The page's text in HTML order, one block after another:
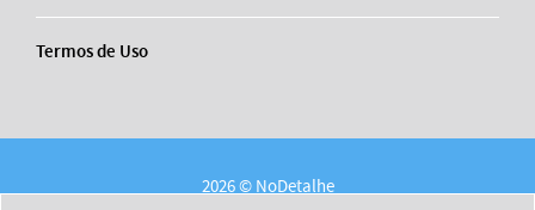
Termos de Uso
2026 © NoDetalhe